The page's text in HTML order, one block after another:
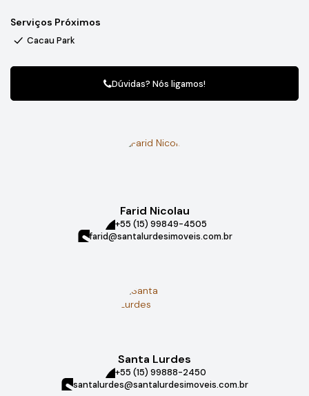
Localização estratégica – fácil acesso às principais vias da
cidade, com infraestrutura urbana consolidada
Este lote é perfeito para quem busca amplo espaço,
versatilidade e valorização garantida. Seja para empreender,
construir ou investir, oferece o cenário ideal para transformar
Serviços Próximos
Cacau Park
Dúvidas? Nós ligamos!
Farid Nicolau
+55 (15) 99849-4505
farid@santalurdesimoveis.com.br
Santa Lurdes
+55 (15) 99888-2450
santalurdes@santalurdesimoveis.com.br